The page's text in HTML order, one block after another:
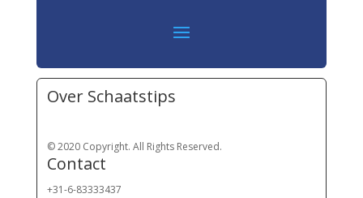
Over Schaatstips
© 2020 Copyright. All Rights Reserved.
Contact
+31-6-83333437